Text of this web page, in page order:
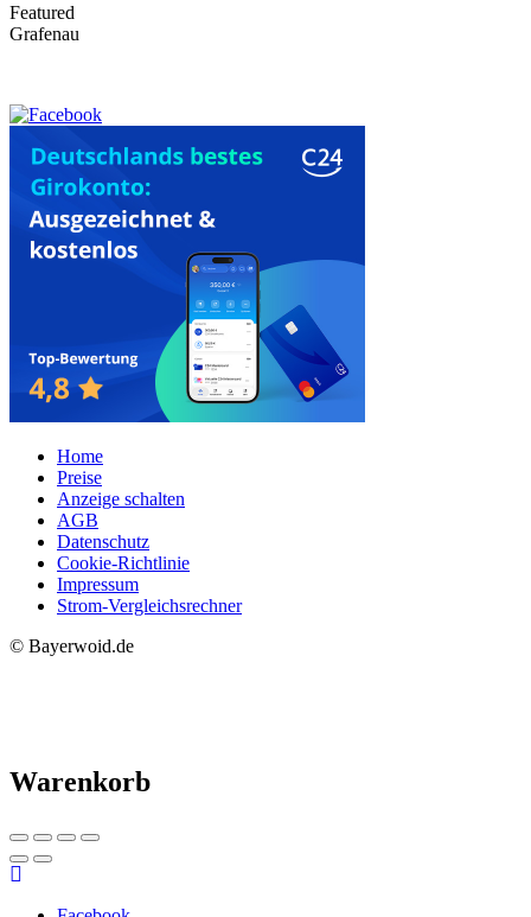
Featured
Grafenau
Home
Preise
Anzeige schalten
AGB
Datenschutz
Cookie-Richtlinie
Impressum
Strom-Vergleichsrechner
© Bayerwoid.de
Warenkorb